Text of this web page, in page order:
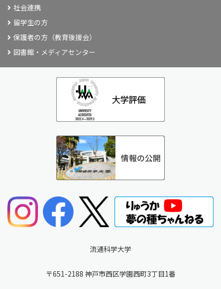
社会連携
留学生の方
保護者の方（教育後援会）
図書館・メディアセンター
流通科学大学
〒651-2188 神戸市西区学園西町3丁目1番